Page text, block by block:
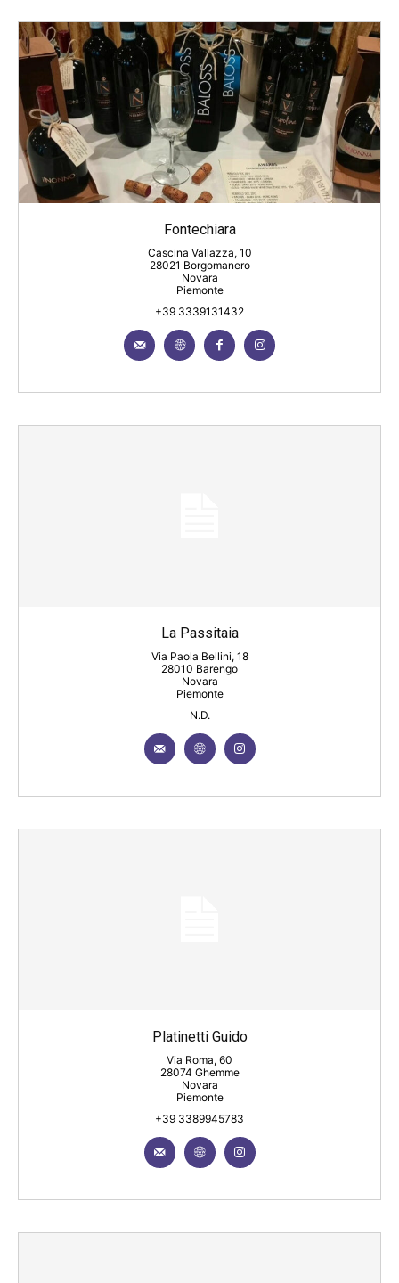
Fontechiara
Cascina Vallazza, 10
28021 Borgomanero
Novara
Piemonte
+39 3339131432
La Passitaia
Via Paola Bellini, 18
28010 Barengo
Novara
Piemonte
N.D.
Platinetti Guido
Via Roma, 60
28074 Ghemme
Novara
Piemonte
+39 3389945783